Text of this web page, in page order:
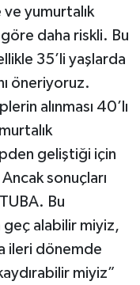
yumurtalık
daha riskli. Bu
35’li yaşlarda
öneriyoruz.
alınması 40’lı
geliştiği için
sonuçları
Bu
geç alabilir miyiz,
ileri dönemde
miyiz”